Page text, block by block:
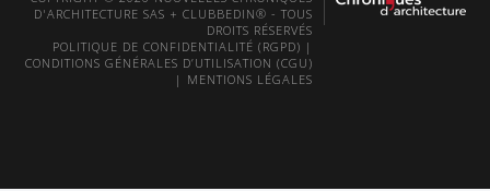
D'ARCHITECTURE SAS + CLUBBEDIN® - TOUS
DROITS RÉSERVÉS
POLITIQUE DE CONFIDENTIALITÉ (RGPD) |
CONDITIONS GÉNÉRALES D’UTILISATION (CGU)
| MENTIONS LÉGALES